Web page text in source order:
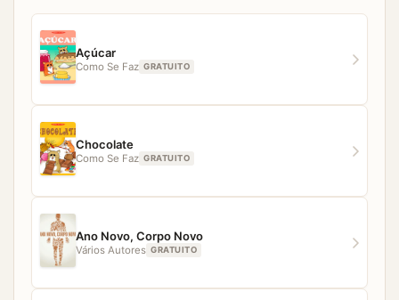
qualquer dificuldade para acessar algum material,
nossa equipe estará pronta para ajudar.
Açúcar
Como Se Faz GRATUITO
Chocolate
Como Se Faz GRATUITO
Ano Novo, Corpo Novo
Vários Autores GRATUITO